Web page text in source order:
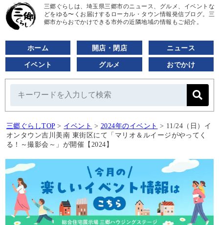
三郷ぐらしは、埼玉県三郷市のニュース、グルメ、イベントな
どをゆる〜くお届けするローカル・タウン情報発信ブログ。三
郷市からおでかけできる市外の近隣地域の情報もご紹介。
ホーム 開店・閉店 ニュース
イベント グルメ おでかけ
三郷ぐらしTOP > イベント > 2024年のイベント > 11/24（日）イ
オンタウン吉川美南 東街区にて「マリオ＆ルイージがやってく
る！～撮影会～」が開催【2024】